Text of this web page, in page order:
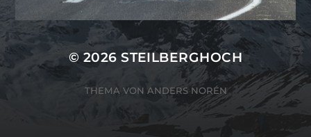
© 2026STEILBERGHOCH
THEMA VON ANDERS NORÉN